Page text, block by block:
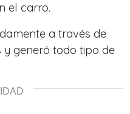
el carro.
a través de
y generó todo tipo de